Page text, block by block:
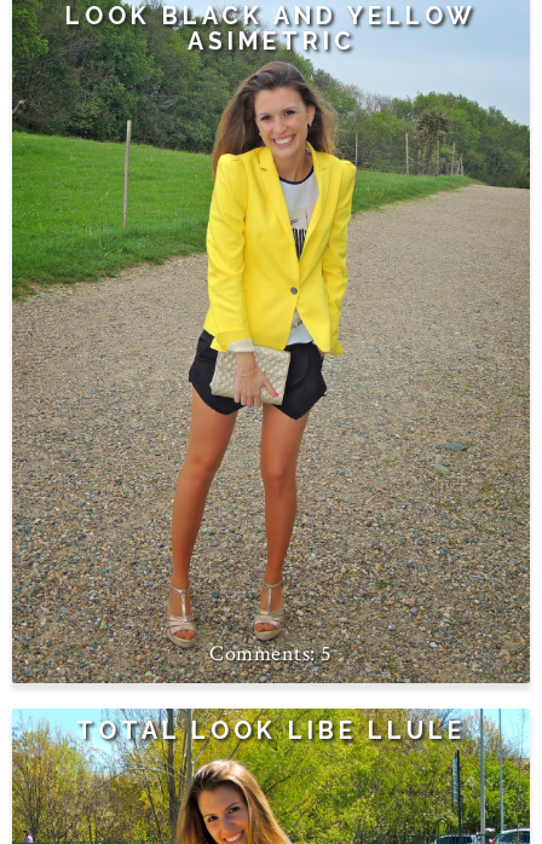
LOOK BLACK AND YELLOW
ASIMETRIC
5
TOTAL LOOK LIBE LLULE